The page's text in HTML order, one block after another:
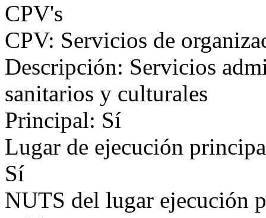
CPV's
CPV: Servicios de
Descripción: Servicios
sanitarios y culturales
Principal: Sí
Lugar de ejecución
Sí
NUTS del lugar ejecución